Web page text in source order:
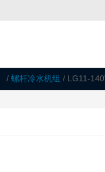
/ 螺杆冷水机组 / LG11-